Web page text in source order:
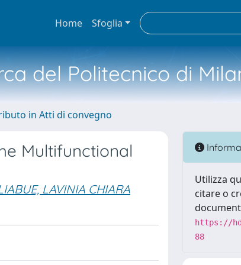
Home Sfoglia
del Politecnico di
in Atti di convegno
Multifunctional
LAVINIA CHIARA
Utilizza
citare o
https://
88